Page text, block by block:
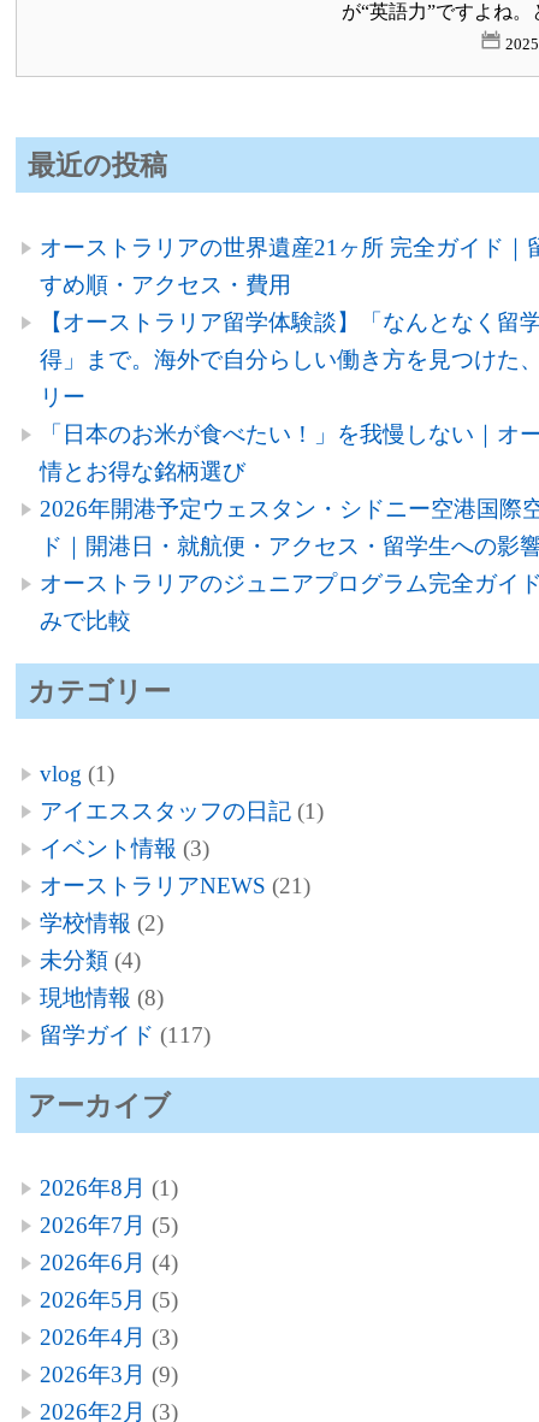
が“英語力”ですよね
最近の投稿
オーストラリアの世界遺産21ヶ所 完全ガイド｜
すめ順・アクセス・費用
【オーストラリア留学体験談】「なんとなく留
得」まで。海外で自分らしい働き方を見つけた
リー
「日本のお米が食べたい！」を我慢しない｜オ
情とお得な銘柄選び
2026年開港予定ウェスタン・シドニー空港国際
ド｜開港日・就航便・アクセス・留学生への影
オーストラリアのジュニアプログラム完全ガイ
みで比較
カテゴリー
vlog (1)
アイエススタッフの日記(1)
イベント情報 (3)
オーストラリアNEWS (21)
学校情報 (2)
未分類(4)
現地情報 (8)
留学ガイド (117)
アーカイブ
2026年8月 (1)
2026年7月 (5)
2026年6月 (4)
2026年5月 (5)
2026年4月 (3)
2026年3月 (9)
2026年2月 (3)